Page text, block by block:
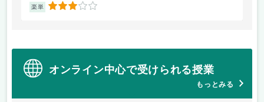
楽単 3
オンライン中心で受けられる授業
もっとみる